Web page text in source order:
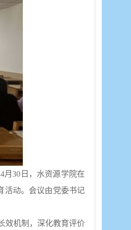
4月30日，水资源学院在
活动。会议由党委书记
效机制，深化教育评价